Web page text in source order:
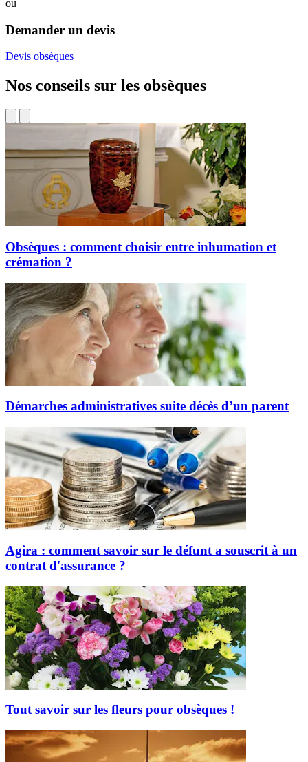
ou
Demander un devis
Devis obsèques
Nos conseils sur les obsèques
Obsèques : comment choisir entre inhumation et
crémation ?
Démarches administratives suite décès d’un parent
Agira : comment savoir sur le défunt a souscrit à un
contrat d'assurance ?
Tout savoir sur les fleurs pour obsèques !